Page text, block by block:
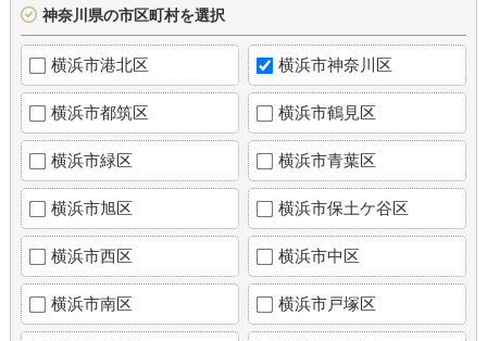
神奈川県の市区町村を選択
横浜市港北区 横浜市神奈川区
横浜市都筑区 横浜市鶴見区
横浜市緑区 横浜市青葉区
横浜市旭区 横浜市保土ケ谷区
横浜市西区 横浜市中区
横浜市南区 横浜市戸塚区